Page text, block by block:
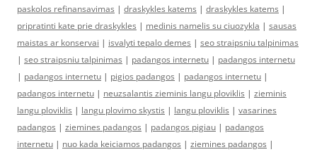
paskolos refinansavimas | draskykles katems | draskykles katems |
pripratinti kate prie draskykles | medinis namelis su ciuozykla | sausas
maistas ar konservai | isvalyti tepalo demes | seo straipsniu talpinimas
| seo straipsniu talpinimas | padangos internetu | padangos internetu
| padangos internetu | pigios padangos | padangos internetu |
padangos internetu | neuzsalantis zieminis langu ploviklis | zieminis
langu ploviklis | langu plovimo skystis | langu ploviklis | vasarines
padangos | ziemines padangos | padangos pigiau | padangos
internetu | nuo kada keiciamos padangos | ziemines padangos |